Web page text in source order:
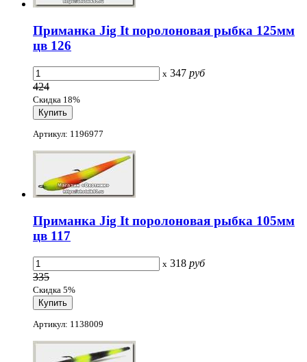
Приманка Jig It поролоновая рыбка 125мм
цв 126
x 347 руб
424
Скидка 18%
Артикул: 1196977
Приманка Jig It поролоновая рыбка 105мм
цв 117
x 318 руб
335
Скидка 5%
Артикул: 1138009